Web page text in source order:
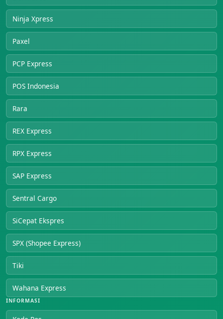
Ninja Xpress
Paxel
PCP Express
POS Indonesia
Rara
REX Express
RPX Express
SAP Express
Sentral Cargo
SiCepat Ekspres
SPX (Shopee Express)
Tiki
Wahana Express
INFORMASI